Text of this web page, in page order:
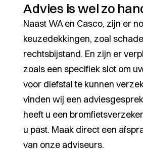
Advies is wel zo
Naast WA en Casco, zijn er
keuzedekkingen, zoal
rechtsbijstand. En zijn er
zoals een specifiek slot om
voor diefstal te kunnen
vinden wij een
heeft u een
u past. Maak direct een
van onze adviseurs.